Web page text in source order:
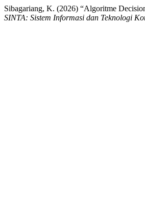
Sibagariang, K. (2026) “Algoritme
SINTA: Sistem Informasi dan Teknologi